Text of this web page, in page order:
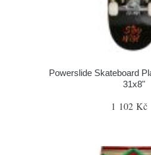
Powerslide Skateboard
31x8"
1 102 Kč